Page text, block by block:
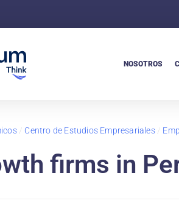
NOSOTROS
/ Centro de Estudios Empresariales/
firms in